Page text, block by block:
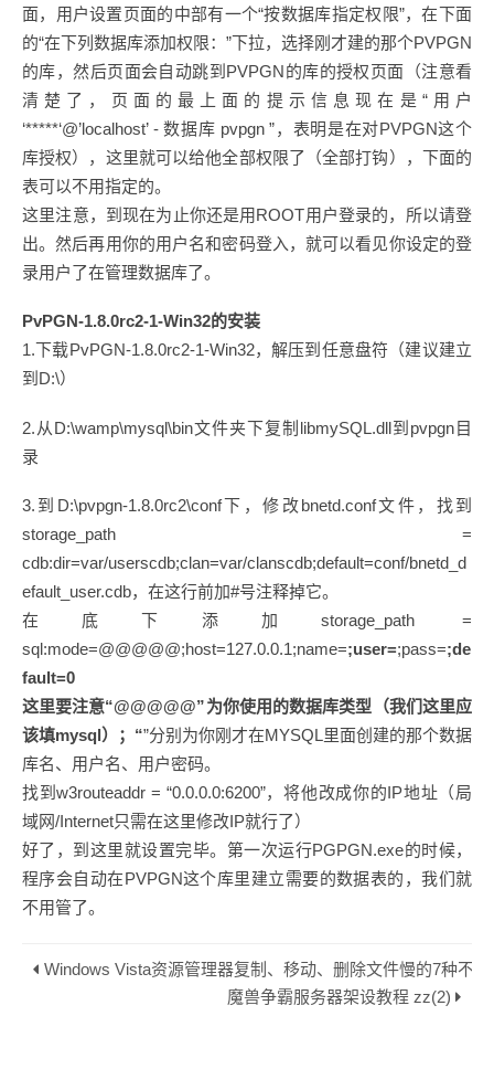
面，用户设置页面的中部有一个“按数据库指定权限”，在下面
的“在下列数据库添加权限：”下拉，选择刚才建的那个PVPGN
的库，然后页面会自动跳到PVPGN的库的授权页面（注意看
清楚了，页面的最上面的提示信息现在是“用户
‘*****‘@’localhost’ - 数据库 pvpgn ”，表明是在对PVPGN这个
库授权），这里就可以给他全部权限了（全部打钩），下面的
表可以不用指定的。
这里注意，到现在为止你还是用ROOT用户登录的，所以请登
出。然后再用你的用户名和密码登入，就可以看见你设定的登
录用户了在管理数据库了。
PvPGN-1.8.0rc2-1-Win32的安装
1.下载PvPGN-1.8.0rc2-1-Win32，解压到任意盘符（建议建立
到D:\）
2.从D:\wamp\mysql\bin文件夹下复制libmySQL.dll到pvpgn目
录
3.到D:\pvpgn-1.8.0rc2\conf下，修改bnetd.conf文件，找到
storage_path =
cdb:dir=var/userscdb;clan=var/clanscdb;default=conf/bnetd_d
efault_user.cdb，在这行前加#号注释掉它。
在底下添加storage_path =
sql:mode=@@@@@;host=127.0.0.1;name=;user=;pass=;de
fault=0
这里要注意“@@@@@”为你使用的数据库类型（我们这里应
该填mysql）；“”分别为你刚才在MYSQL里面创建的那个数据
库名、用户名、用户密码。
找到w3routeaddr = “0.0.0.0:6200”，将他改成你的IP地址（局
域网/Internet只需在这里修改IP就行了）
好了，到这里就设置完毕。第一次运行PGPGN.exe的时候，
程序会自动在PVPGN这个库里建立需要的数据表的，我们就
不用管了。
Windows Vista资源管理器复制、移动、删除文件慢的7种不
魔兽争霸服务器架设教程 zz(2)